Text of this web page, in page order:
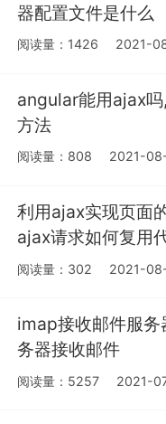
器配置文件是什么
阅读量：1426 2021-
angular能用ajax
方法
阅读量：808 2021-
利用ajax实现页面
ajax请求如何复用
阅读量：302 2021-
imap接收邮件服
务器接收邮件
阅读量：5257 2021-